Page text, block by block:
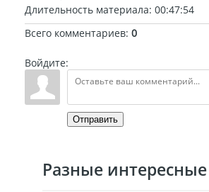
Длительность материала: 00:47:54
Всего комментариев: 0
Войдите:
Отправить
Разные